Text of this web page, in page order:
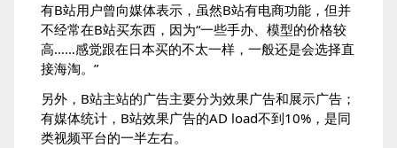
有B站用户曾向媒体表示，虽然B站有电商功能，但并
不经常在B站买东西，因为“一些手办、模型的价格较
高……感觉跟在日本买的不太一样，一般还是会选择直
接海淘。”
另外，B站主站的广告主要分为效果广告和展示广告；
有媒体统计，B站效果广告的AD load不到10%，是同
类视频平台的一半左右。